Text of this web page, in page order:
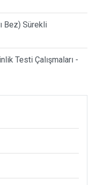
Bez) Sürekli
Testi Çalışmaları -